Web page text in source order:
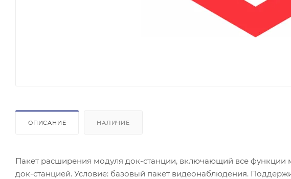
ОПИСАНИЕ НАЛИЧИЕ
Пакет расширения модуля док-станции, включающий все функции
док-станцией. Условие: базовый пакет видеонаблюдения.